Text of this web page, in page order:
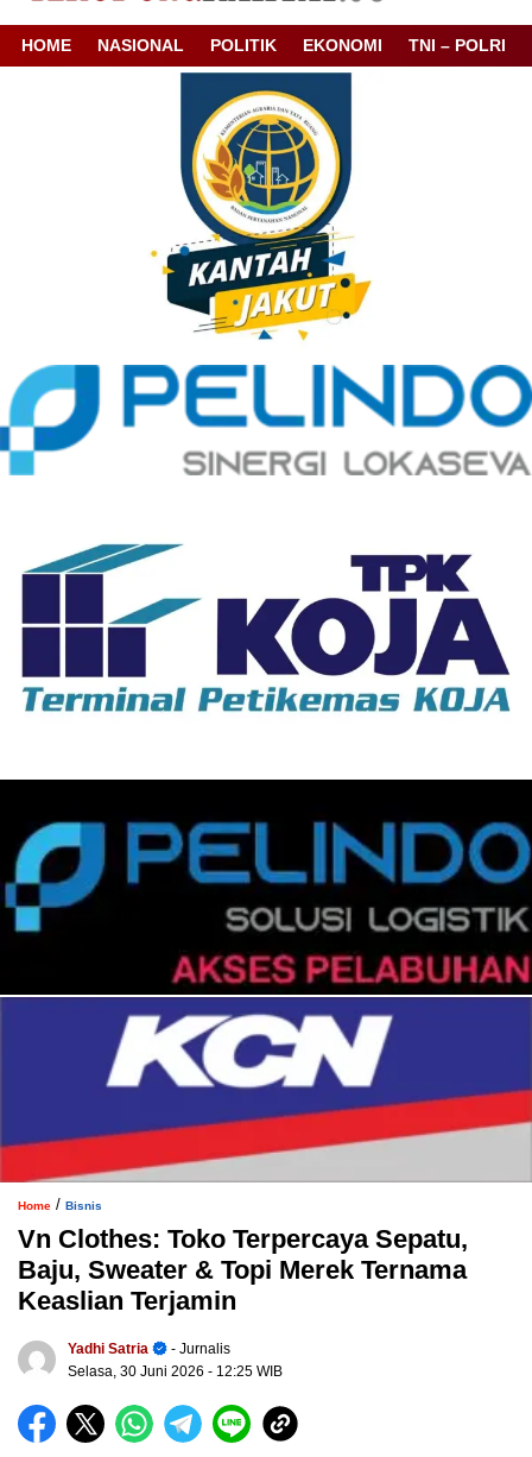
HOME NASIONAL POLITIK EKONOMI TNI – POLRI
Home / Bisnis
Vn Clothes: Toko Terpercaya Sepatu,
Baju, Sweater & Topi Merek Ternama
Keaslian Terjamin
Yadhi Satria
- Jurnalis
Selasa, 30 Juni 2026 - 12:25 WIB